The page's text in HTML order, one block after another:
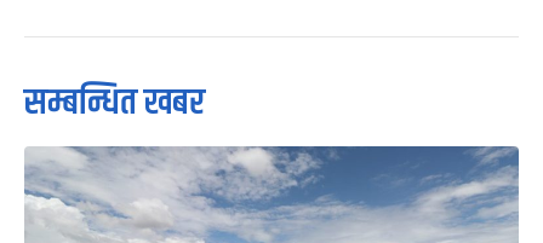
सम्बन्धित खबर